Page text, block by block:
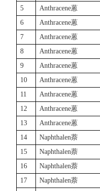
5
Anthracene蒽
6
Anthracene蒽
7
Anthracene蒽
8
Anthracene蒽
9
Anthracene蒽
10
Anthracene蒽
11
Anthracene蒽
12
Anthracene蒽
13
Anthracene蒽
14
Naphthalen萘
15
Naphthalen萘
16
Naphthalen萘
17
Naphthalen萘